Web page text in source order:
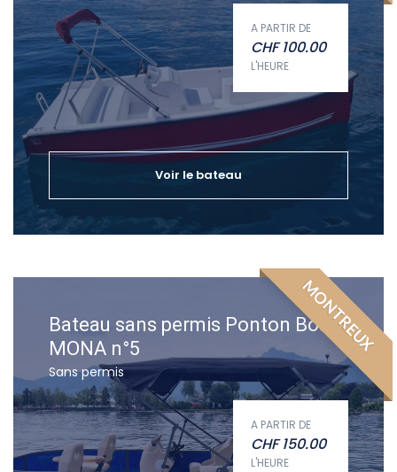
A PARTIR DE
CHF100.00
L'HEURE
Voir le bateau
MONTREUX
Bateau sans permis Ponton Boat
MONA n°5
Sans permis
A PARTIR DE
CHF150.00
L'HEURE